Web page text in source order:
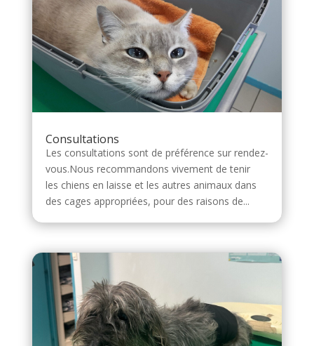
Consultations
Les consultations sont de préférence sur rendez-
vous.Nous recommandons vivement de tenir
les chiens en laisse et les autres animaux dans
des cages appropriées, pour des raisons de...